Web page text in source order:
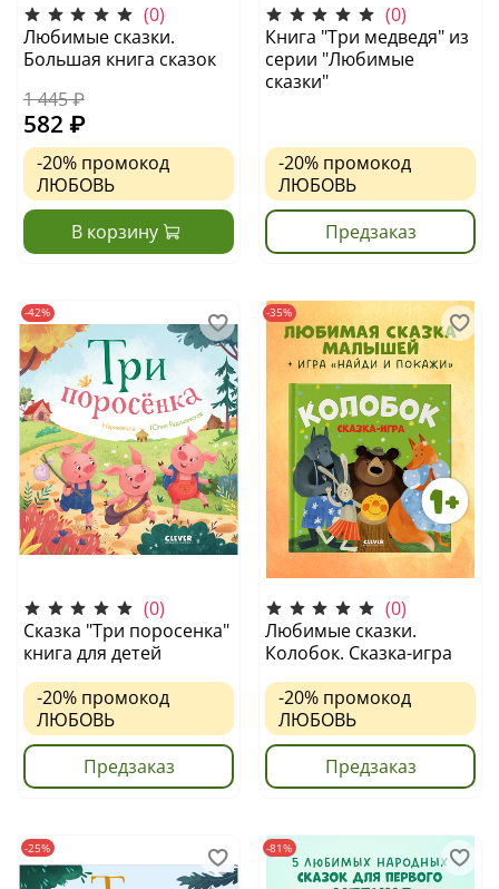
(0)
Любимые сказки.
Большая книга сказок
1 445 ₽
582 ₽
-20% промокод
ЛЮБОВЬ
В корзину
(0)
Книга "Три медведя" из
серии "Любимые
сказки"
-20% промокод
ЛЮБОВЬ
Предзаказ
-42%
(0)
Сказка "Три поросенка"
книга для детей
-20% промокод
ЛЮБОВЬ
Предзаказ
-35%
(0)
Любимые сказки.
Колобок. Сказка-игра
-20% промокод
ЛЮБОВЬ
Предзаказ
-25% -81%